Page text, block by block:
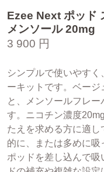
Ezee Next ポッド
メンソール 20mg
3 900 円
シンプルで使いやす
ーキットです。ベー
と、メンソールフレ
す。ニコチン濃度
たえを求める方に適
的に、または多めに吸
ポッドを差し込んで吸